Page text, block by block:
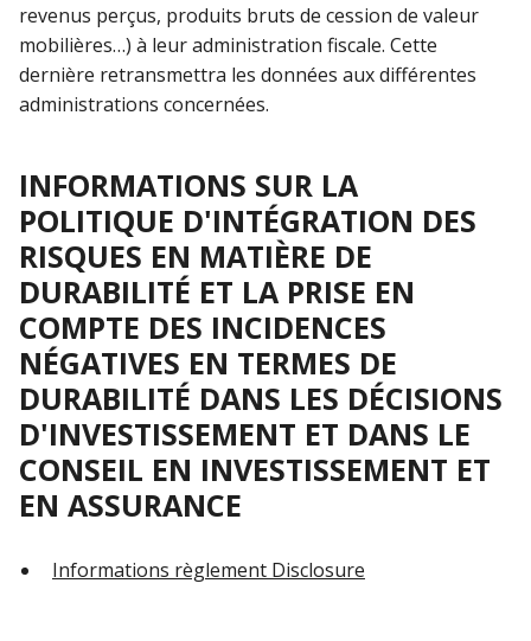
revenus perçus, produits bruts de cession de valeur
mobilières…) à leur administration fiscale. Cette
dernière retransmettra les données aux différentes
administrations concernées.
INFORMATIONS SUR LA
POLITIQUE D'INTÉGRATION DES
RISQUES EN MATIÈRE DE
DURABILITÉ ET LA PRISE EN
COMPTE DES INCIDENCES
NÉGATIVES EN TERMES DE
DURABILITÉ DANS LES DÉCISIONS
D'INVESTISSEMENT ET DANS LE
CONSEIL EN INVESTISSEMENT ET
EN ASSURANCE
Informations règlement Disclosure